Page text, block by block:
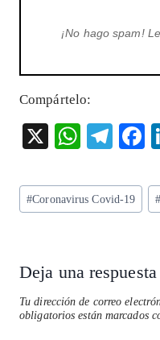
¡No hago spam!
Compártelo:
X
W
ts
A
p
T
eg
ra
F
o
k
Etiquetas
de
#Coronavirus Covid-19 #
Deja una respuesta
Tu dirección de correo
obligatorios están marcados